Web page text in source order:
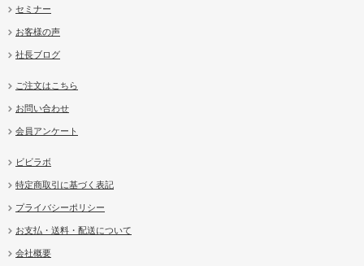
セミナー
お客様の声
社長ブログ
ご注文はこちら
お問い合わせ
会員アンケート
ビビラボ
特定商取引に基づく表記
プライバシーポリシー
お支払・送料・配送について
会社概要